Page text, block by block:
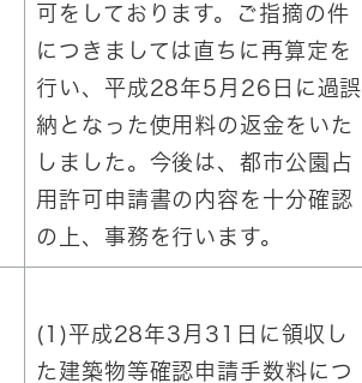
可をしております。ご指摘の件
につきましては直ちに再算定を
行い、平成28年5月26日に過誤
納となった使用料の返金をいた
しました。今後は、都市公園占
用許可申請書の内容を十分確認
の上、事務を行います。
(1)平成28年3月31日に領収し
た建築物等確認申請手数料につ